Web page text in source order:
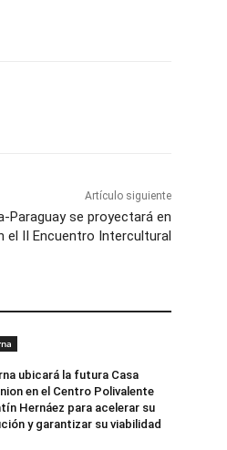
Artículo siguiente
Paraguay se proyectará en
el II Encuentro Intercultural
ubicará la futura Casa
en el Centro Polivalente
Hernáez para acelerar su
y garantizar su viabilidad